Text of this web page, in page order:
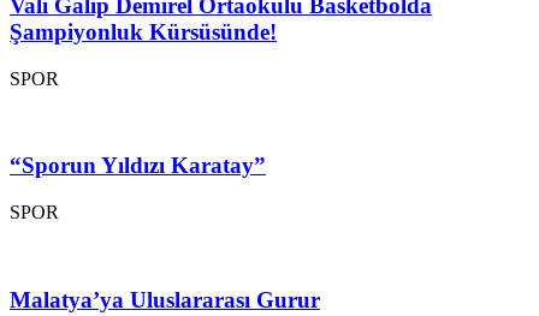
Vali Galip Demirel Ortaokulu Basketbolda
Şampiyonluk Kürsüsünde!
SPOR
“Sporun Yıldızı Karatay”
SPOR
Malatya’ya Uluslararası Gurur